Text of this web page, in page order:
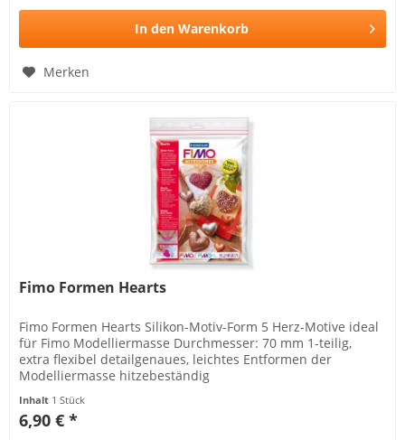
In den Warenkorb
Merken
Fimo Formen Hearts
Fimo Formen Hearts Silikon-Motiv-Form 5 Herz-Motive ideal
für Fimo Modelliermasse Durchmesser: 70 mm 1-teilig,
extra flexibel detailgenaues, leichtes Entformen der
Modelliermasse hitzebeständig
Inhalt 1 Stück
6,90 € *